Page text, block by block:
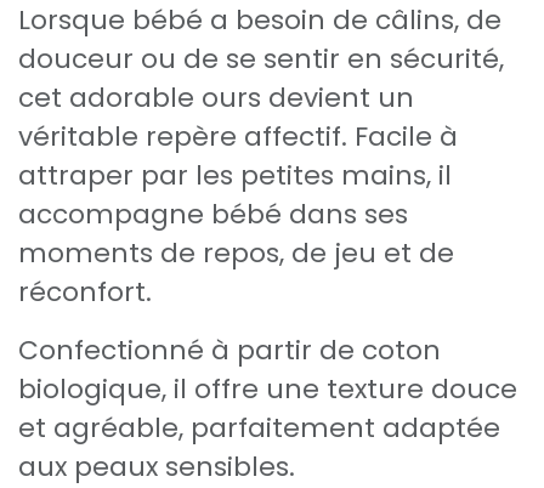
Lorsque bébé a besoin de câlins, de
douceur ou de se sentir en sécurité,
cet adorable ours devient un
véritable repère affectif. Facile à
attraper par les petites mains, il
accompagne bébé dans ses
moments de repos, de jeu et de
réconfort.
Confectionné à partir de coton
biologique, il offre une texture douce
et agréable, parfaitement adaptée
aux peaux sensibles.